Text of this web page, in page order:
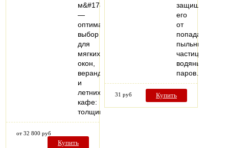
м&#178;)
—
оптимальный
выбор
для
мягких
окон,
веранд
и
летних
кафе:
толщина…
от 32 800 руб
Купить
защищающий
его
от
попадания
пыльных
частиц,
водяных
паров…
31 руб Купить